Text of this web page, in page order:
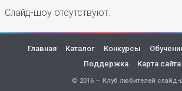
Слайд-шоу отсутствуют.
Главная Каталог Конкурсы
Поддержка
Карта сайта
© 2016 — Клуб любителей слайд-